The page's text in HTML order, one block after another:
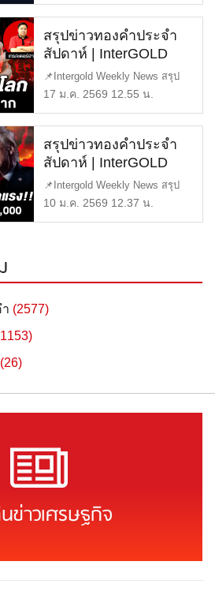
ทองคำราคา
สรุปข่าวทองคำประจำ
สัปดาห์ | InterGOLD
WEEKLY NEWS
EP.188 | ราคาทองวันนี้ |
ทองคำราคา
📌Intergold Weekly News สรุป
ข่าวทองคำ ประจำสัปดาห์ EP188
17 ม.ค. 2569 12.55 น.
สรุปข่าวทองคำประจำ
สัปดาห์ | InterGOLD
WEEKLY NEWS
EP.187 | ราคาทองวันนี้ |
📌Intergold Weekly News สรุป
ข่าวทองคำ ประจำสัปดาห์ EP187
10 ม.ค. 2569 12.37 น.
(2577)
(26)
ข่าวเศรษฐกิจ